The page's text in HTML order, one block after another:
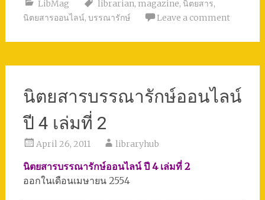
LibMag librarian, magazine, นิตยสาร,
นิตยสารออนไลน์, บรรณารักษ์ Leave a comment
นิตยสารบรรณารักษ์ออนไลน์
ปี 4 เล่มที่ 2
April 26, 2011 libraryhub
นิตยสารบรรณารักษ์ออนไลน์ ปี 4 เล่มที่ 2
ออกในเดือนเมษายน 2554